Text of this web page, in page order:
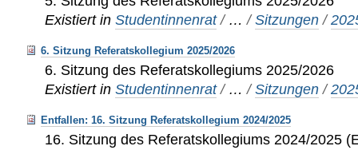
Existiert in Studentinnenrat / …/Sitzungen /
6. Sitzung Referatskollegium 2025/2026
6. Sitzung des Referatskollegiums 2025/2026
Existiert in Studentinnenrat / …/Sitzungen /
Entfallen: 16. Sitzung Referatskollegium 2024/2025
16. Sitzung des Referatskollegiums 2024/2025